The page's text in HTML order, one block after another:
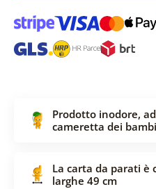
Prodotto inodore,
cameretta dei
La carta da parati è
larghe 49 cm